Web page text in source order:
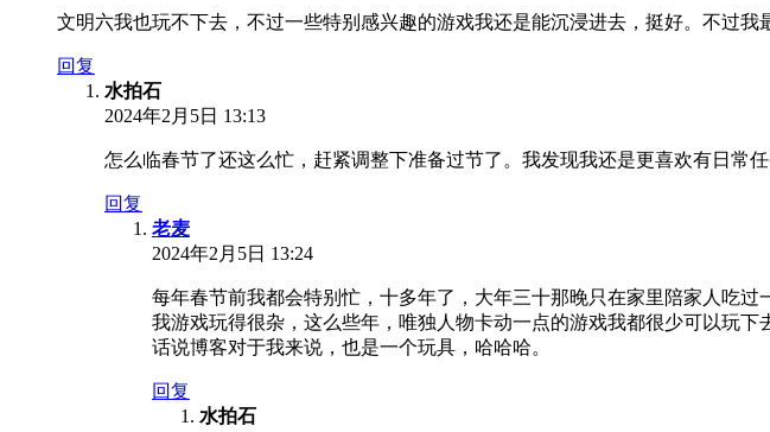
文明六我也玩不下去，不过一些特别感兴趣的游戏我还是能沉浸进去，挺好。不过我
回复
水拍石
2024年2月5日 13:13
怎么临春节了还这么忙，赶紧调整下准备过节了。我发现我还是更喜欢有日常
回复
老麦
2024年2月5日 13:24
每年春节前我都会特别忙，十多年了，大年三十那晚只在家里陪家人吃过
我游戏玩得很杂，这么些年，唯独人物卡动一点的游戏我都很少可以玩下
话说博客对于我来说，也是一个玩具，哈哈哈。
回复
水拍石